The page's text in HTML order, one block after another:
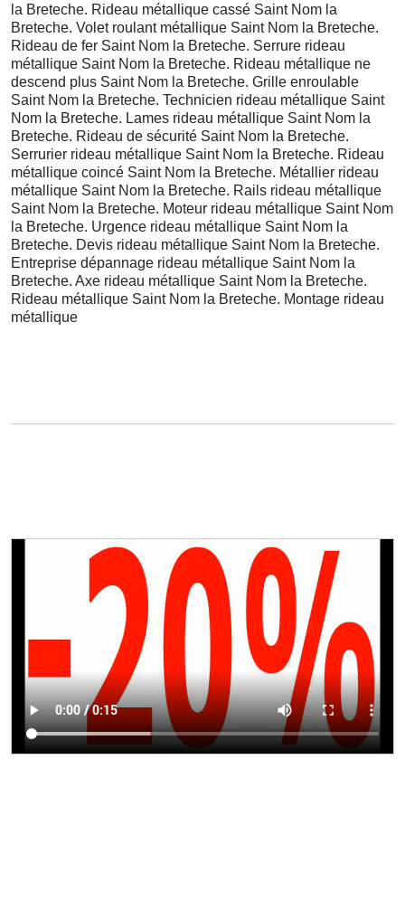
la Breteche. Rideau métallique cassé Saint Nom la
Breteche. Volet roulant métallique Saint Nom la Breteche.
Rideau de fer Saint Nom la Breteche. Serrure rideau
métallique Saint Nom la Breteche. Rideau métallique ne
descend plus Saint Nom la Breteche. Grille enroulable
Saint Nom la Breteche. Technicien rideau métallique Saint
Nom la Breteche. Lames rideau métallique Saint Nom la
Breteche. Rideau de sécurité Saint Nom la Breteche.
Serrurier rideau métallique Saint Nom la Breteche. Rideau
métallique coincé Saint Nom la Breteche. Métallier rideau
métallique Saint Nom la Breteche. Rails rideau métallique
Saint Nom la Breteche. Moteur rideau métallique Saint Nom
la Breteche. Urgence rideau métallique Saint Nom la
Breteche. Devis rideau métallique Saint Nom la Breteche.
Entreprise dépannage rideau métallique Saint Nom la
Breteche. Axe rideau métallique Saint Nom la Breteche.
Rideau métallique Saint Nom la Breteche. Montage rideau
métallique